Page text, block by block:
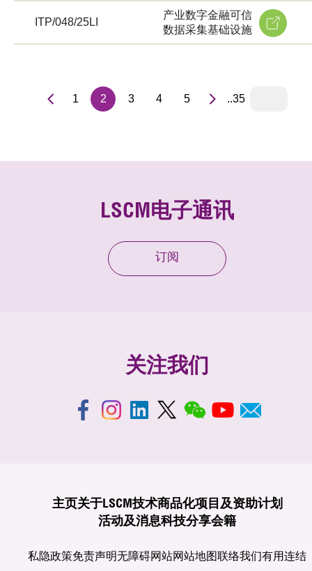
ITP/048/25LI
产业数字金融可信
数据采集基础设施
1 2 3 4 5 ..35
LSCM电子通讯
订阅
关注我们
主页关于LSCM技术商品化项目及资助计划
活动及消息科技分享会籍
私隐政策免责声明无障碍网站网站地图联络我们有用连结